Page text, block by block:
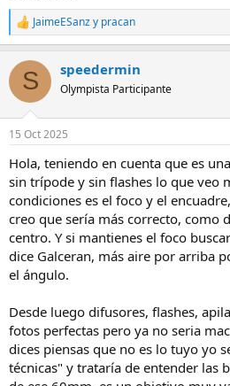
R
e
c
i
e
:
JaimeESanzy pracan
S speedermin
Olympista Participante
15 Oct 2025
Hola, teniendo en cuenta que es
sin trípode y sin flashes lo que veo
condiciones es el foco y el
creo que sería más correcto, como
centro. Y si mantienes el foco
dice Galceran, más aire por arriba
el ángulo.
Desde luego difusores, flashes,
fotos perfectas pero ya no seria
dices piensas que no es lo tuyo yo
técnicas" y trataría de entender las